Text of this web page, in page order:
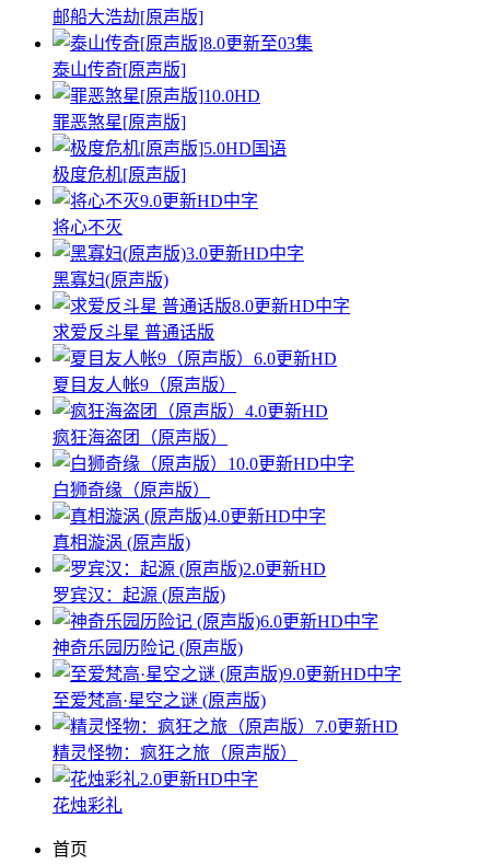
邮船大浩劫[原声版]
8.0更新至03集
泰山传奇[原声版]
10.0HD
罪恶煞星[原声版]
5.0HD国语
极度危机[原声版]
9.0更新HD中字
将心不灭
3.0更新HD中字
黑寡妇(原声版)
8.0更新HD中字
求爱反斗星 普通话版
6.0更新HD
夏目友人帐9（原声版）
4.0更新HD
疯狂海盗团（原声版）
10.0更新HD中字
白狮奇缘（原声版）
4.0更新HD中字
真相漩涡 (原声版)
2.0更新HD
罗宾汉：起源 (原声版)
6.0更新HD中字
神奇乐园历险记 (原声版)
9.0更新HD中字
至爱梵高·星空之谜 (原声版)
7.0更新HD
精灵怪物：疯狂之旅（原声版）
2.0更新HD中字
花烛彩礼
首页